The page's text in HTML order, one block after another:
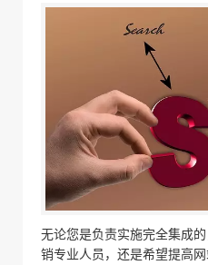
无论您是负责实施完全集成
销专业人员，还是希望提高